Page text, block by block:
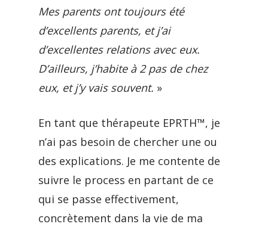
Mes parents ont toujours été
d’excellents parents, et j’ai
d’excellentes relations avec eux.
D’ailleurs, j’habite à 2 pas de chez
eux, et j’y vais souvent. »
En tant que thérapeute EPRTH™, je
n’ai pas besoin de chercher une ou
des explications. Je me contente de
suivre le process en partant de ce
qui se passe effectivement,
concrètement dans la vie de ma